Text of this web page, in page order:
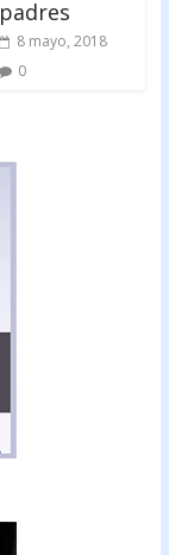
padres
8 mayo, 2018
0